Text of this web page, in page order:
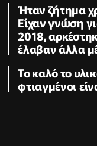
Ήταν ζήτημα
Είχαν γνώση
2018,
έλαβαν άλλα
Το καλό το
φτιαγμένοι